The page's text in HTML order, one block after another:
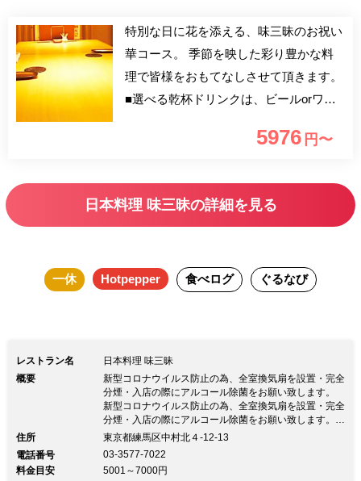
特別な日に花を添える、味三昧のお祝い
華コース。 季節を映した彩り豊かな料
理で皆様をおもてなしさせて頂きます。
■選べる乾杯ドリンクは、ビールorワイ
5976 円〜
日本料理 味三昧の詳細を見る
一休 Hotpepper 食べログ ぐるなび
レストラン名
日本料理 味三昧
概要
新型コロナウイルス防止の為、全室換気扇を設置・完全
分煙・入店の際にアルコール除菌をお願い致します。
新型コロナウイルス防止の為、全室換気扇を設置・完全
分煙・入店の際にアルコール除菌をお願い致します。経
歴 新橋の名店『京味』西健一郎氏の元で7年間修行。京
店。 京味修業後、日本料理店で料理長として活躍。若
干２７歳で練馬（中村橋）に味三昧を開店。 以来、多
住所
東京都練馬区中村北４-12-13
電話番号
03-3577-7022
料金目安
5001～7000円